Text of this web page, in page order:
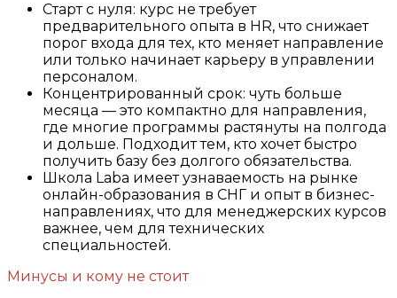
Старт с нуля: курс не требует
предварительного опыта в HR, что снижает
порог входа для тех, кто меняет направление
или только начинает карьеру в управлении
персоналом.
Концентрированный срок: чуть больше
месяца — это компактно для направления,
где многие программы растянуты на полгода
и дольше. Подходит тем, кто хочет быстро
получить базу без долгого обязательства.
Школа Laba имеет узнаваемость на рынке
онлайн-образования в СНГ и опыт в бизнес-
направлениях, что для менеджерских курсов
важнее, чем для технических
специальностей.
Минусы и кому не стоит